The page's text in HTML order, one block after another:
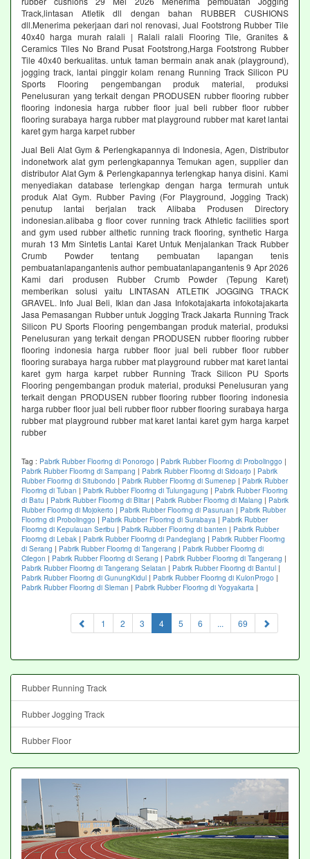
Track,lintasan Atletik dll dengan bahan RUBBER CUSHIONS
dll.Menerima pekerjaan dari nol renovasi, Jual Footstrong Rubber Tile
40x40 harga murah ralali | Ralali ralali Flooring Tile, Granites &
Ceramics Tiles No Brand Pusat Footstrong,Harga Footstrong Rubber
Tile 40x40 berkualitas. untuk taman bermain anak anak (playground),
jogging track, lantai pinggir kolam renang Running Track Silicon PU
Sports Flooring pengembangan produk material, produksi
Penelusuran yang terkait dengan PRODUSEN rubber flooring rubber
flooring indonesia harga rubber floor jual beli rubber floor rubber
flooring surabaya harga rubber mat playground rubber mat karet lantai
karet gym harga karpet rubber
Jual Beli Alat Gym & Perlengkapannya di Indonesia, Agen, Distributor
indonetwork alat gym perlengkapannya Temukan agen, supplier dan
distributor Alat Gym & Perlengkapannya terlengkap hanya disini. Kami
menyediakan database terlengkap dengan harga termurah untuk
produk Alat Gym. Rubber Paving (For Playground, Jogging Track)
penutup lantai berjalan track Alibaba Produsen Directory
indonesian.alibaba g floor cover running track Athletic facilities sport
and gym used rubber althetic running track flooring, synthetic Harga
murah 13 Mm Sintetis Lantai Karet Untuk Menjalankan Track Rubber
Crumb Powder tentang pembuatan lapangan tenis
pembuatanlapangantenis author pembuatanlapangantenis 9 Apr 2026
Kami dari produsen Rubber Crumb Powder (Tepung Karet)
memberikan solusi yaitu LINTASAN ATLETIK JOGGING TRACK
GRAVEL. Info Jual Beli, Iklan dan Jasa Infokotajakarta infokotajakarta
Jasa Pemasangan Rubber untuk Jogging Track Jakarta Running Track
Silicon PU Sports Flooring pengembangan produk material, produksi
Penelusuran yang terkait dengan PRODUSEN rubber flooring rubber
flooring indonesia harga rubber floor jual beli rubber floor rubber
flooring surabaya harga rubber mat playground rubber mat karet lantai
karet gym harga karpet rubber Running Track Silicon PU Sports
Flooring pengembangan produk material, produksi Penelusuran yang
terkait dengan PRODUSEN rubber flooring rubber flooring indonesia
harga rubber floor jual beli rubber floor rubber flooring surabaya harga
rubber mat playground rubber mat karet lantai karet gym harga karpet
rubber
Tag : Pabrik Rubber Flooring di Ponorogo | Pabrik Rubber Flooring di Probolinggo |
Pabrik Rubber Flooring di Sampang | Pabrik Rubber Flooring di Sidoarjo | Pabrik
Rubber Flooring di Situbondo | Pabrik Rubber Flooring di Sumenep | Pabrik Rubber
Flooring di Tuban | Pabrik Rubber Flooring di Tulungagung | Pabrik Rubber Flooring
di Batu | Pabrik Rubber Flooring di Blitar| Pabrik Rubber Flooring di Malang | Pabrik
Rubber Flooring di Mojokerto | Pabrik Rubber Flooring di Pasuruan | Pabrik Rubber
Flooring di Probolinggo | Pabrik Rubber Flooring di Surabaya | Pabrik Rubber
Flooring di Kepulauan Seribu | Pabrik Rubber Flooring di banten | Pabrik Rubber
Flooring di Lebak | Pabrik Rubber Flooring di Pandeglang | Pabrik Rubber Flooring
di Serang | Pabrik Rubber Flooring di Tangerang | Pabrik Rubber Flooring di
Cilegon | Pabrik Rubber Flooring di Serang | Pabrik Rubber Flooring di Tangerang |
Pabrik Rubber Flooring di Tangerang Selatan | Pabrik Rubber Flooring di Bantul |
Pabrik Rubber Flooring di GunungKidul | Pabrik Rubber Flooring di KulonProgo |
Pabrik Rubber Flooring di Sleman | Pabrik Rubber Flooring di Yogyakarta |
1 2 3 4(current)
5 6 ... 69
Rubber Running Track
Rubber Jogging Track
Rubber Floor